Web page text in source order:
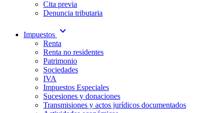
Cita previa
Denuncia tributaria
Impuestos expand_more
Renta
Renta no residentes
Patrimonio
Sociedades
IVA
Impuestos Especiales
Sucesiones y donaciones
Transmisiones y actos jurídicos documentados